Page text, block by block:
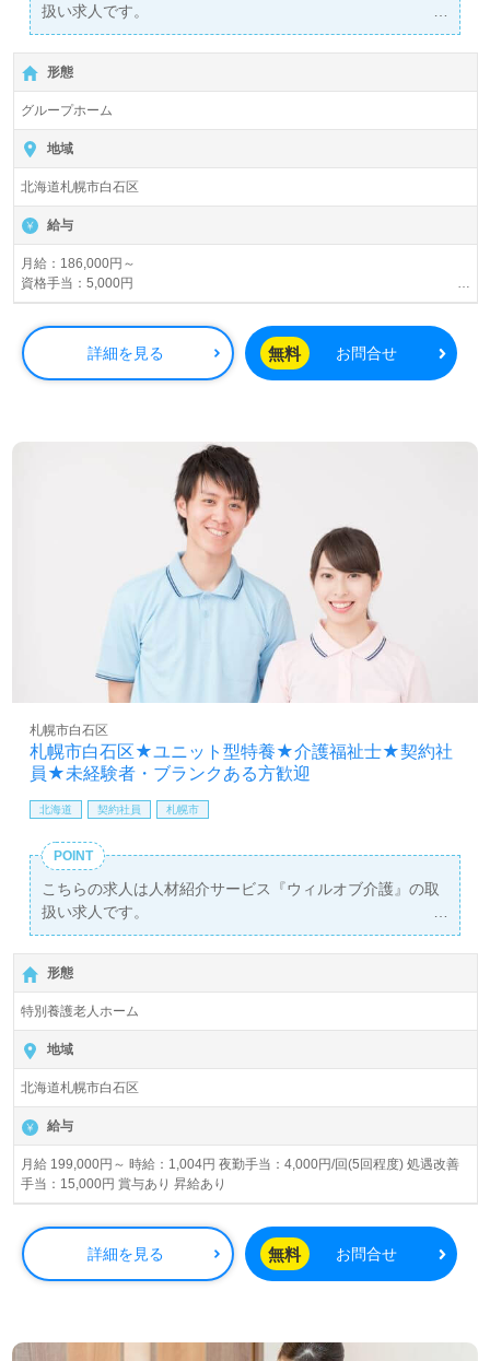
扱い求人です。
詳細に関してお気軽にご相談ください♪
無料で皆さんの転職活動をサポートいたします。
形態
グループホーム
地域
北海道札幌市白石区
給与
月給：186,000円～
資格手当：5,000円
夜勤手当：5,000円/回（月4～5回程度）
処遇改善加算あり
詳細を見る 無料 お問合せ
札幌市白石区★ユニット型特養★介護福祉士★契約社
員★未経験者・ブランクある方歓迎
札幌市白石区
北海道 契約社員 札幌市
POINT
こちらの求人は人材紹介サービス『ウィルオブ介護』の取
扱い求人です。
詳細に関してお気軽にご相談ください♪
【無料】で皆さんの転職活動をサポートいたします。
形態
特別養護老人ホーム
地域
北海道札幌市白石区
給与
月給 199,000円～ 時給：1,004円 夜勤手当：4,000円/回(5回程度) 処遇改善
手当：15,000円 賞与あり 昇給あり
詳細を見る 無料 お問合せ